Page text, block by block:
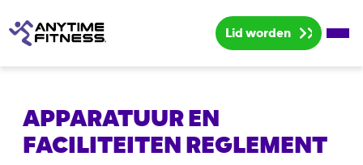
Lid worden
Prijzen
Groepslessen
APPARATUUR EN
FACILITEITEN REGLEMENT